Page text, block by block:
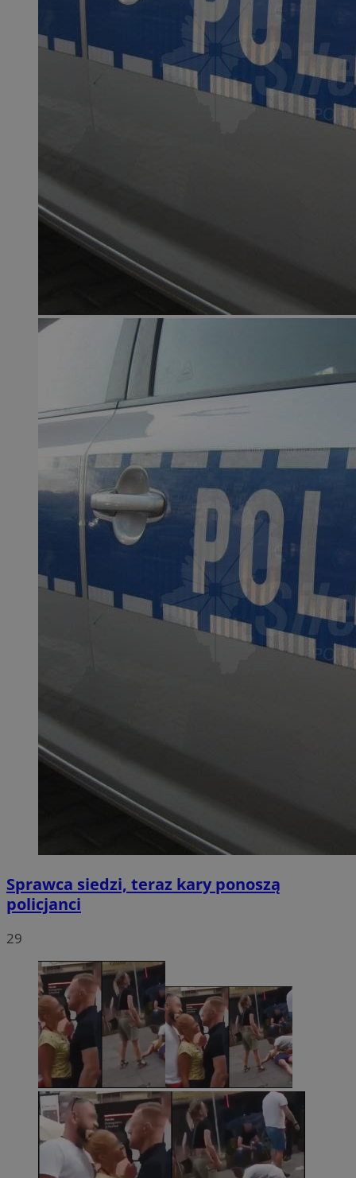
Sprawca siedzi, teraz kary ponoszą
policjanci
29